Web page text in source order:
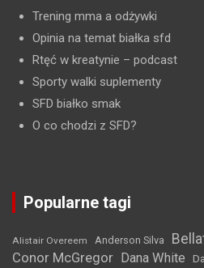
Trening mma a odżywki
Opinia na temat białka sfd
Rtęć w kreatynie – podcast
Sporty walki suplementy
SFD białko smak
O co chodzi z SFD?
Popularne tagi
Alistair Overeem Anderson Silva
Conor McGregor Dana White